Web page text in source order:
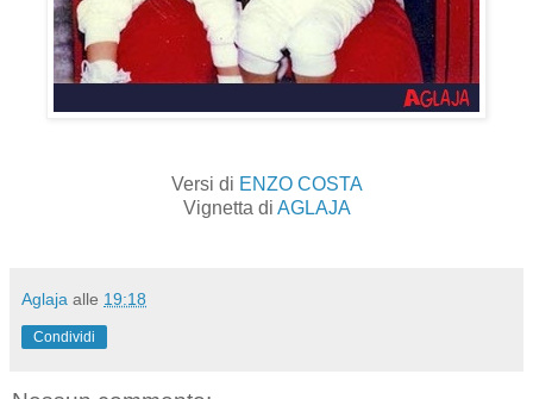
Versi di ENZO COSTA
Vignetta di AGLAJA
Aglaja alle 19:18
Condividi